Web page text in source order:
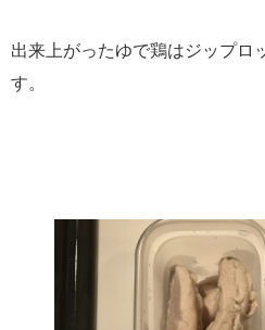
出来上がったゆで鶏はジップロ
す。